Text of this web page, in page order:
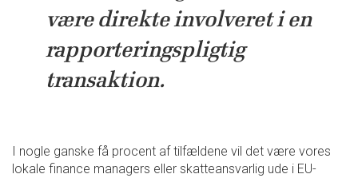
være direkte involveret i en
rapporteringspligtig
transaktion.
I nogle ganske få procent af tilfældene vil det være vores
lokale finance managers eller skatteansvarlig ude i EU-